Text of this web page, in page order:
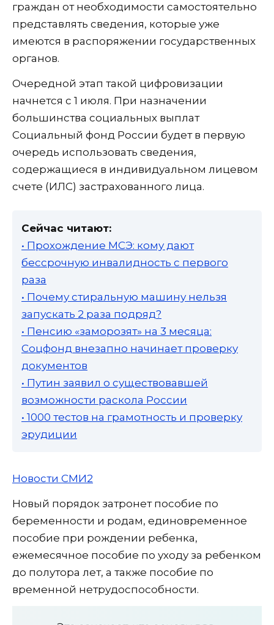
граждан от необходимости самостоятельно
представлять сведения, которые уже
имеются в распоряжении государственных
органов.
Очередной этап такой цифровизации
начнется с 1 июля. При назначении
большинства социальных выплат
Социальный фонд России будет в первую
очередь использовать сведения,
содержащиеся в индивидуальном лицевом
счете (ИЛС) застрахованного лица.
Сейчас читают:
• Прохождение МСЭ: кому дают
бессрочную инвалидность с первого
раза
• Почему стиральную машину нельзя
запускать 2 раза подряд?
• Пенсию «заморозят» на 3 месяца:
Соцфонд внезапно начинает проверку
документов
• Путин заявил о существовавшей
возможности раскола России
• 1000 тестов на грамотность и проверку
эрудиции
Новости СМИ2
Новый порядок затронет пособие по
беременности и родам, единовременное
пособие при рождении ребенка,
ежемесячное пособие по уходу за ребенком
до полутора лет, а также пособие по
временной нетрудоспособности.